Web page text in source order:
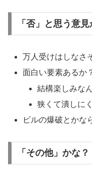
「否」と思う意見
万人受けはしなさ
面白い要素あるか
結構楽しみな
狭くて潰しに
ビルの爆破とかな
「その他」かな？